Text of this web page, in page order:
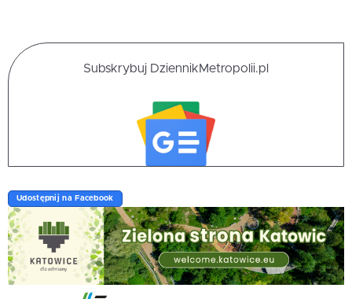
Subskrybuj DziennikMetropolii.pl
Udostępnij na Facebook